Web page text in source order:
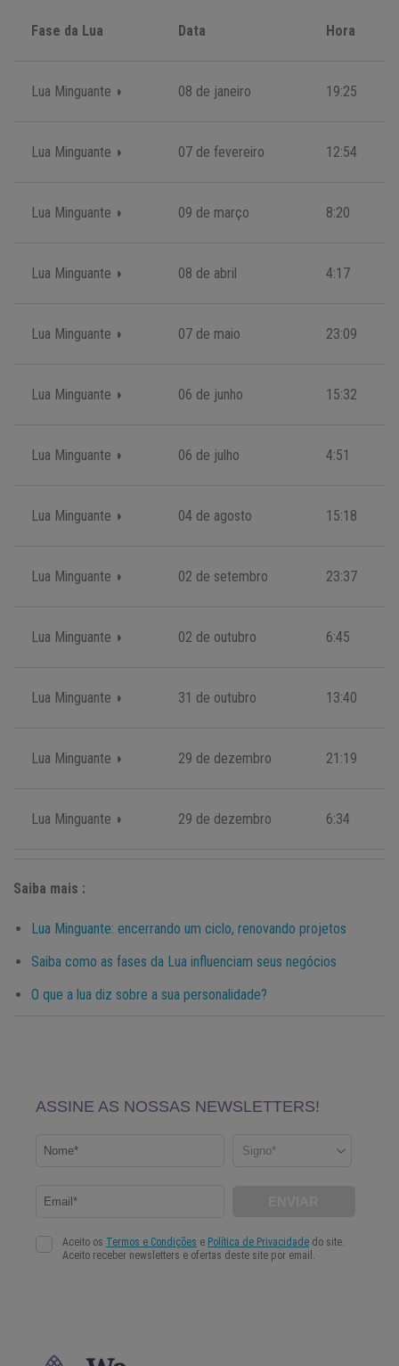
Fase da Lua Data Hora
Lua Minguante ◗ 08 de janeiro 19:25
Lua Minguante ◗ 07 de fevereiro 12:54
Lua Minguante ◗ 09 de março 8:20
Lua Minguante ◗ 08 de abril 4:17
Lua Minguante ◗ 07 de maio 23:09
Lua Minguante ◗ 06 de junho 15:32
Lua Minguante ◗ 06 de julho 4:51
Lua Minguante ◗ 04 de agosto 15:18
Lua Minguante ◗ 02 de setembro 23:37
Lua Minguante ◗ 02 de outubro 6:45
Lua Minguante ◗ 31 de outubro 13:40
Lua Minguante ◗ 29 de dezembro 21:19
Lua Minguante ◗ 29 de dezembro 6:34
Saiba mais :
Lua Minguante: encerrando um ciclo, renovando projetos
Saiba como as fases da Lua influenciam seus negócios
O que a lua diz sobre a sua personalidade?